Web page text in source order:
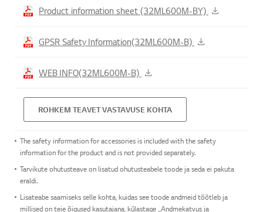
Product information sheet (32ML600M-BY)
GPSR Safety Information(32ML600M-B)
WEB INFO(32ML600M-B)
ROHKEM TEAVET VASTAVUSE KOHTA
The safety information for accessories is included with the safety
information for the product and is not provided separately.
Tarvikute ohutusteave on lisatud ohutusteabele toode ja seda ei pakuta
eraldi.
Lisateabe saamiseks selle kohta, kuidas see toode andmeid töötleb ja
millised on teie õigused kasutajana, külastage „Andmekatvus ja